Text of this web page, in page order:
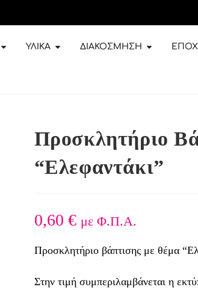
ΥΛΙΚΆ ΔΙΑΚΌΣΜΗΣΗ
Προσκλητήριο
“Ελεφαντάκι”
0,60 € με Φ.Π.Α.
Προσκλητήριο βάπτισης με θέμα
Στην τιμή συμπεριλαμβάνεται η